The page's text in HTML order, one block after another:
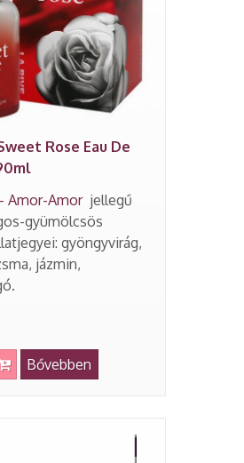
Rose Eau De
Amor-Amor jellegű
gyümölcsös
gyöngyvirág,
jázmin,
Bővebben